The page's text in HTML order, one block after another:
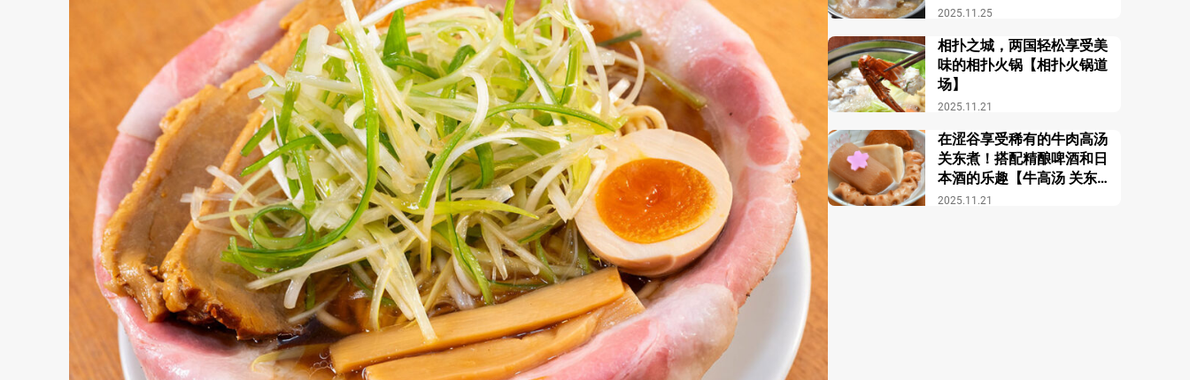
2025.11.25
2025.11.21
相扑之城，两国轻松享受美
味的相扑火锅【相扑火锅道
场】
2025.11.21
在涩谷享受稀有的牛肉高汤
关东煮！搭配精酿啤酒和日
本酒的乐趣【牛高汤 关东煮
酒馆 COZAKURA】